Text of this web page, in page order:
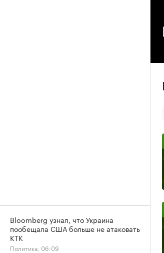
Bloomberg узнал, что Украина
пообещала США больше не атаковать
КТК
Политика, 06:09